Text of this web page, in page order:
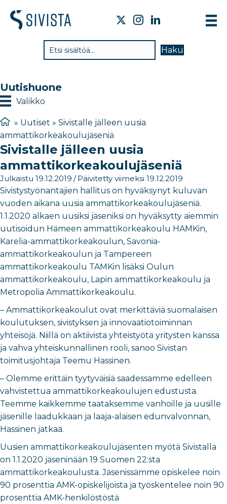
Haku
Uutishuone
Valikko
» Uutiset » Sivistalle jälleen uusia
ammattikorkeakoulujäseniä
Sivistalle jälleen uusia
ammattikorkeakoulujäseniä
Julkaistu 19.12.2019 / Päivitetty viimeksi 19.12.2019
Sivistystyönantajien hallitus on hyväksynyt kuluvan
vuoden aikana uusia ammattikorkeakoulujäseniä.
1.1.2020 alkaen uusiksi jäseniksi on hyväksytty aiemmin
uutisoidun Hämeen ammattikorkeakoulu HAMKin,
Karelia-ammattikorkeakoulun, Savonia-
ammattikorkeakoulun ja Tampereen
ammattikorkeakoulu TAMKin lisäksi Oulun
ammattikorkeakoulu, Lapin ammattikorkeakoulu ja
Metropolia Ammattikorkeakoulu.
– Ammattikorkeakoulut ovat merkittäviä suomalaisen
koulutuksen, sivistyksen ja innovaatiotoiminnan
yhteisöjä. Niillä on aktiivista yhteistyötä yritysten kanssa
ja vahva yhteiskunnallinen rooli, sanoo Sivistan
toimitusjohtaja Teemu Hassinen.
– Olemme erittäin tyytyväisiä saadessamme edelleen
vahvistettua ammattikorkeakoulujen edustusta.
Teemme kaikkemme taataksemme vanhoille ja uusille
jäsenille laadukkaan ja laaja-alaisen edunvalvonnan,
Hassinen jatkaa.
Uusien ammattikorkeakoulujäsenten myötä Sivistalla
on 1.1.2020 jäseninään 19 Suomen 22:sta
ammattikorkeakoulusta. Jäsenissämme opiskelee noin
90 prosenttia AMK-opiskelijoista ja työskentelee noin 90
prosenttia AMK-henkilöstöstä